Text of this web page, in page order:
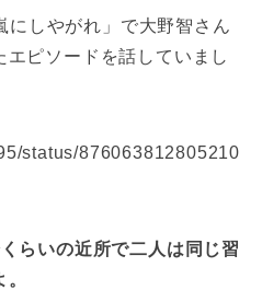
しやがれ」で大野智さん
ピソードを話していまし
status/876063812805210
らいの近所で二人は同じ習